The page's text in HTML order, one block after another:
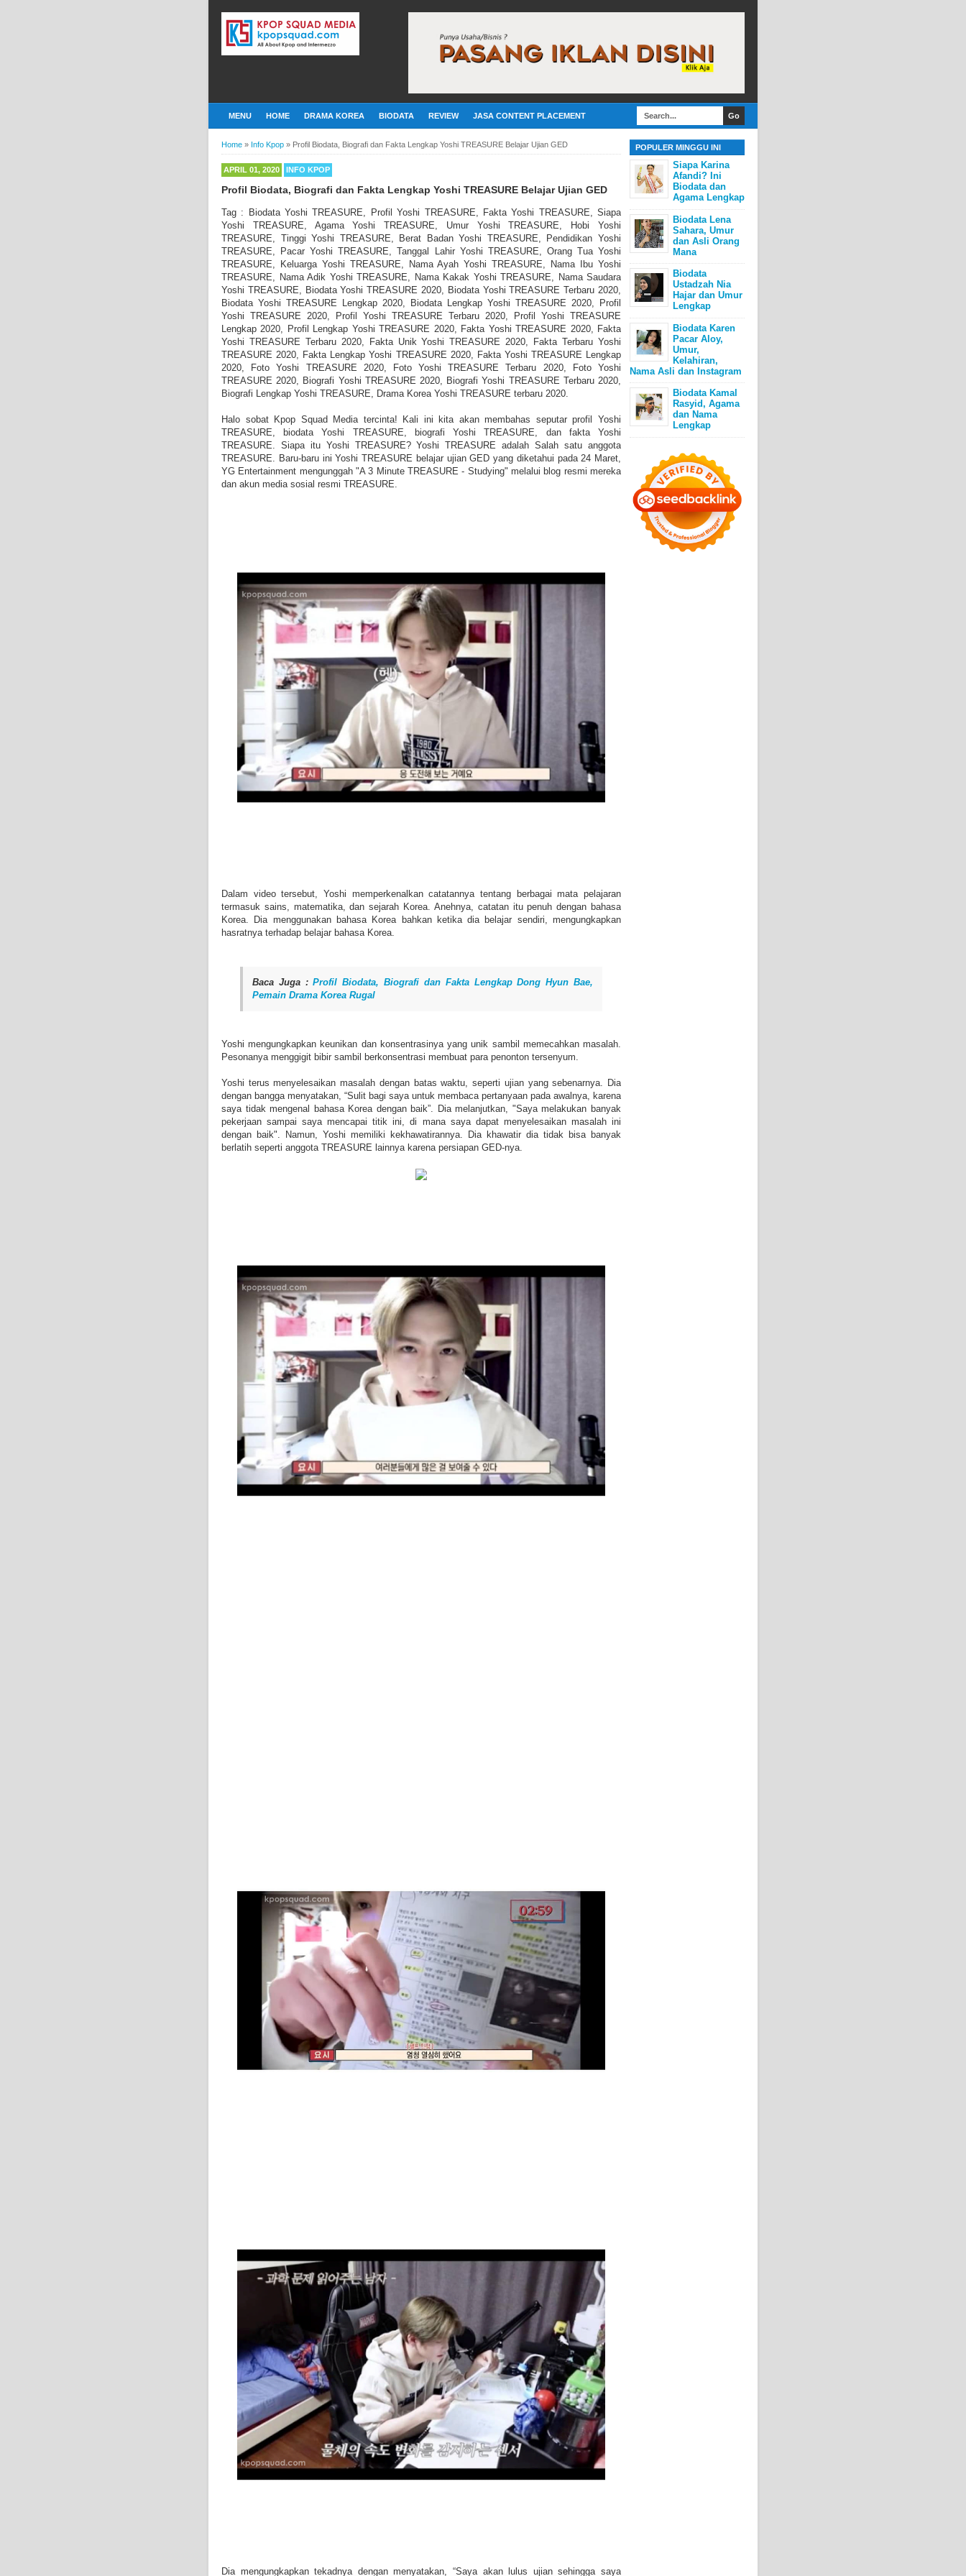
MENU HOME DRAMA KOREA BIODATA REVIEW JASA CONTENT PLACEMENT
Home » Info Kpop » Profil Biodata, Biografi dan Fakta Lengkap Yoshi TREASURE Belajar Ujian GED
APRIL 01, 2020 INFO KPOP
Profil Biodata, Biografi dan Fakta Lengkap Yoshi TREASURE Belajar Ujian GED
Tag : Biodata Yoshi TREASURE, Profil Yoshi TREASURE, Fakta Yoshi TREASURE, Siapa
Yoshi TREASURE, Agama Yoshi TREASURE, Umur Yoshi TREASURE, Hobi Yoshi
TREASURE, Tinggi Yoshi TREASURE, Berat Badan Yoshi TREASURE, Pendidikan Yoshi
TREASURE, Pacar Yoshi TREASURE, Tanggal Lahir Yoshi TREASURE, Orang Tua Yoshi
TREASURE, Keluarga Yoshi TREASURE, Nama Ayah Yoshi TREASURE, Nama Ibu Yoshi
TREASURE, Nama Adik Yoshi TREASURE, Nama Kakak Yoshi TREASURE, Nama Saudara
Yoshi TREASURE, Biodata Yoshi TREASURE 2020, Biodata Yoshi TREASURE Terbaru 2020,
Biodata Yoshi TREASURE Lengkap 2020, Biodata Lengkap Yoshi TREASURE 2020, Profil
Yoshi TREASURE 2020, Profil Yoshi TREASURE Terbaru 2020, Profil Yoshi TREASURE
Lengkap 2020, Profil Lengkap Yoshi TREASURE 2020, Fakta Yoshi TREASURE 2020, Fakta
Yoshi TREASURE Terbaru 2020, Fakta Unik Yoshi TREASURE 2020, Fakta Terbaru Yoshi
TREASURE 2020, Fakta Lengkap Yoshi TREASURE 2020, Fakta Yoshi TREASURE Lengkap
2020, Foto Yoshi TREASURE 2020, Foto Yoshi TREASURE Terbaru 2020, Foto Yoshi
TREASURE 2020, Biografi Yoshi TREASURE 2020, Biografi Yoshi TREASURE Terbaru 2020,
Biografi Lengkap Yoshi TREASURE, Drama Korea Yoshi TREASURE terbaru 2020.
Halo sobat Kpop Squad Media tercinta! Kali ini kita akan membahas seputar profil Yoshi
TREASURE, biodata Yoshi TREASURE, biografi Yoshi TREASURE, dan fakta Yoshi
TREASURE. Siapa itu Yoshi TREASURE? Yoshi TREASURE adalah Salah satu anggota
TREASURE. Baru-baru ini Yoshi TREASURE belajar ujian GED yang diketahui pada 24 Maret,
YG Entertainment mengunggah "A 3 Minute TREASURE - Studying" melalui blog resmi mereka
dan akun media sosial resmi TREASURE.
Dalam video tersebut, Yoshi memperkenalkan catatannya tentang berbagai mata pelajaran
termasuk sains, matematika, dan sejarah Korea. Anehnya, catatan itu penuh dengan bahasa
Korea. Dia menggunakan bahasa Korea bahkan ketika dia belajar sendiri, mengungkapkan
hasratnya terhadap belajar bahasa Korea.
Baca Juga :Profil Biodata, Biografi dan Fakta Lengkap Dong Hyun Bae,
Pemain Drama Korea Rugal
Yoshi mengungkapkan keunikan dan konsentrasinya yang unik sambil memecahkan masalah.
Pesonanya menggigit bibir sambil berkonsentrasi membuat para penonton tersenyum.
Yoshi terus menyelesaikan masalah dengan batas waktu, seperti ujian yang sebenarnya. Dia
dengan bangga menyatakan, “Sulit bagi saya untuk membaca pertanyaan pada awalnya, karena
saya tidak mengenal bahasa Korea dengan baik”. Dia melanjutkan, "Saya melakukan banyak
pekerjaan sampai saya mencapai titik ini, di mana saya dapat menyelesaikan masalah ini
dengan baik". Namun, Yoshi memiliki kekhawatirannya. Dia khawatir dia tidak bisa banyak
berlatih seperti anggota TREASURE lainnya karena persiapan GED-nya.
Dia mengungkapkan tekadnya dengan menyatakan, “Saya akan lulus ujian sehingga saya
POPULER MINGGU INI
Siapa Karina
Afandi? Ini
Biodata dan
Agama Lengkap
Biodata Lena
Sahara, Umur
dan Asli Orang
Mana
Biodata
Ustadzah Nia
Hajar dan Umur
Lengkap
Biodata Karen
Pacar Aloy,
Umur,
Kelahiran,
Nama Asli dan Instagram
Biodata Kamal
Rasyid, Agama
dan Nama
Lengkap